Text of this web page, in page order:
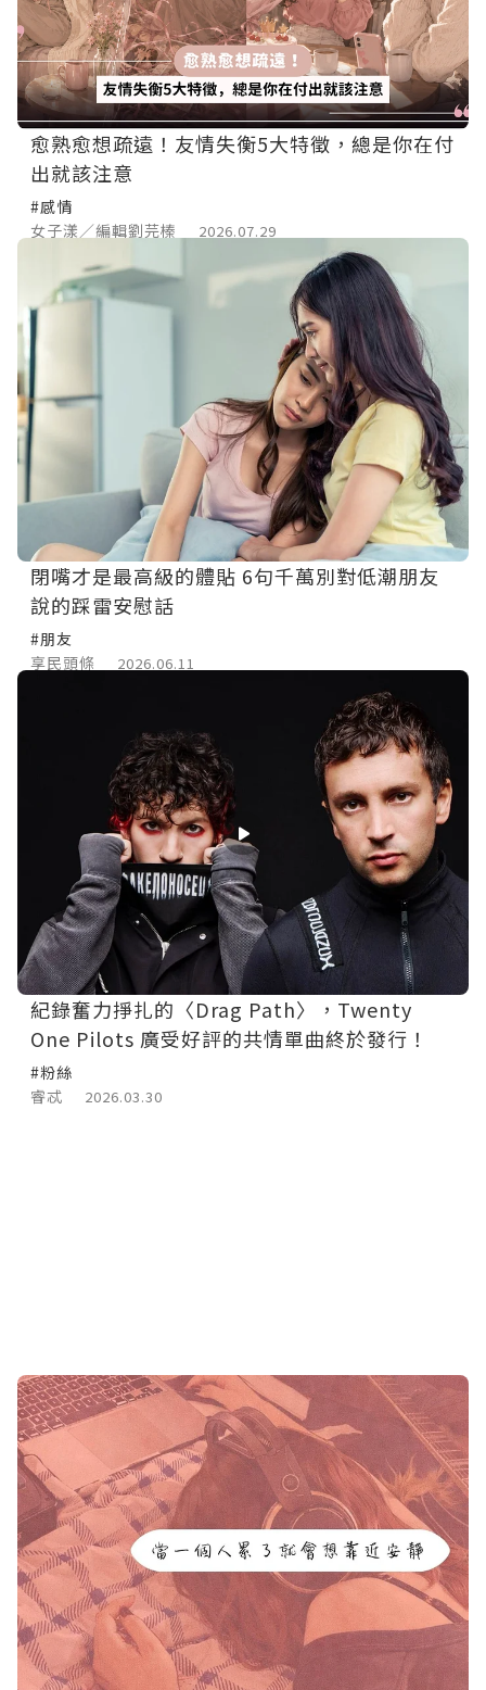
愈熟愈想疏遠！友情失衡5大特徵，總是你在付
出就該注意
#感情
女子漾／編輯劉芫榛
2026.07.29
閉嘴才是最高級的體貼 6句千萬別對低潮朋友
說的踩雷安慰話
#朋友
享民頭條
2026.06.11
紀錄奮力掙扎的〈Drag Path〉，Twenty
One Pilots 廣受好評的共情單曲終於發行！
#粉絲
睿忒
2026.03.30